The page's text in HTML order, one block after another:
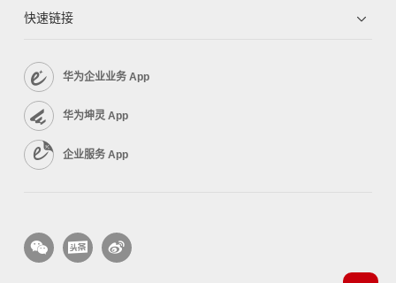
快速链接
华为企业业务 App
华为坤灵 App
企业服务 App